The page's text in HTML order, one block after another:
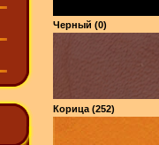
Черный (0)
Корица (252)